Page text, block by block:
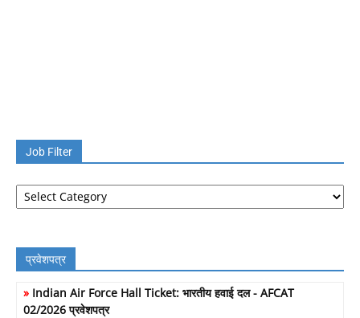
Job Filter
Job
Filter
प्रवेशपत्र
» Indian Air Force Hall Ticket: भारतीय हवाई दल - AFCAT
02/2026 प्रवेशपत्र